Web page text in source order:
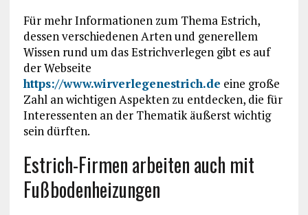
Für mehr Informationen zum Thema Estrich,
dessen verschiedenen Arten und generellem
Wissen rund um das Estrichverlegen gibt es auf
der Webseite
https://www.wirverlegenestrich.de eine große
Zahl an wichtigen Aspekten zu entdecken, die für
Interessenten an der Thematik äußerst wichtig
sein dürften.
Estrich-Firmen arbeiten auch mit
Fußbodenheizungen